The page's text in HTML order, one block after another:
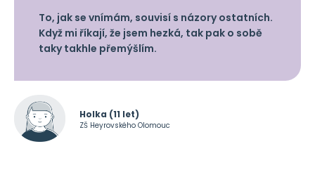
To, jak se vnímám, souvisí s názory ostatních.
Když mi říkají, že jsem hezká, tak pak o sobě
taky takhle přemýšlím.
Holka (11 let)
ZŠ Heyrovského Olomouc